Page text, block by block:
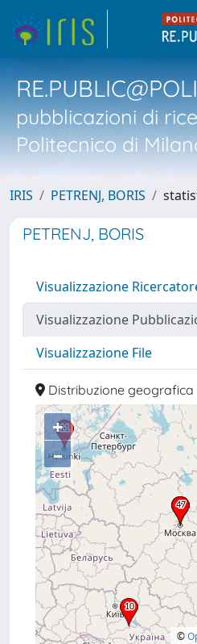
pubblicazioni di
Politecnico di
IRIS PETRENJ, BORIS
PETRENJ, BORIS
Visualizzazione
Visualizzazione
Visualizzazione File
Distribuzione geografica
+
–
©